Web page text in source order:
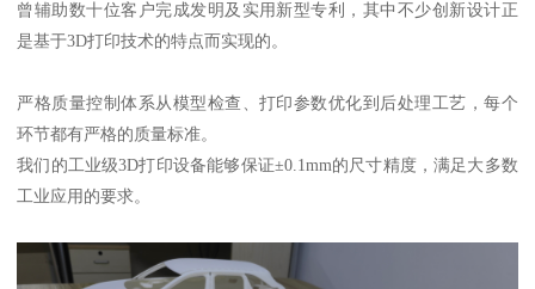
曾辅助数十位客户完成发明及实用新型专利，其中不少创新设计正
是基于3D打印技术的特点而实现的。
严格质量控制体系从模型检查、打印参数优化到后处理工艺，每个
环节都有严格的质量标准。
我们的工业级3D打印设备能够保证±0.1mm的尺寸精度，满足大多数
工业应用的要求。